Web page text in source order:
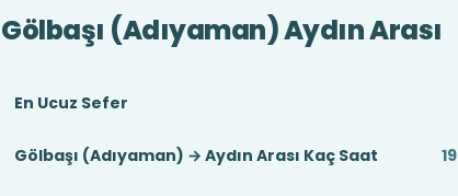
Gölbaşı (Adıyaman) Aydın Arası
En Ucuz Sefer
Gölbaşı (Adıyaman) → Aydın Arası Kaç Saat